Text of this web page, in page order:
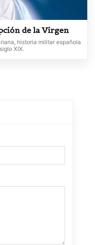
de la Virgen
historia militar española
XIX.